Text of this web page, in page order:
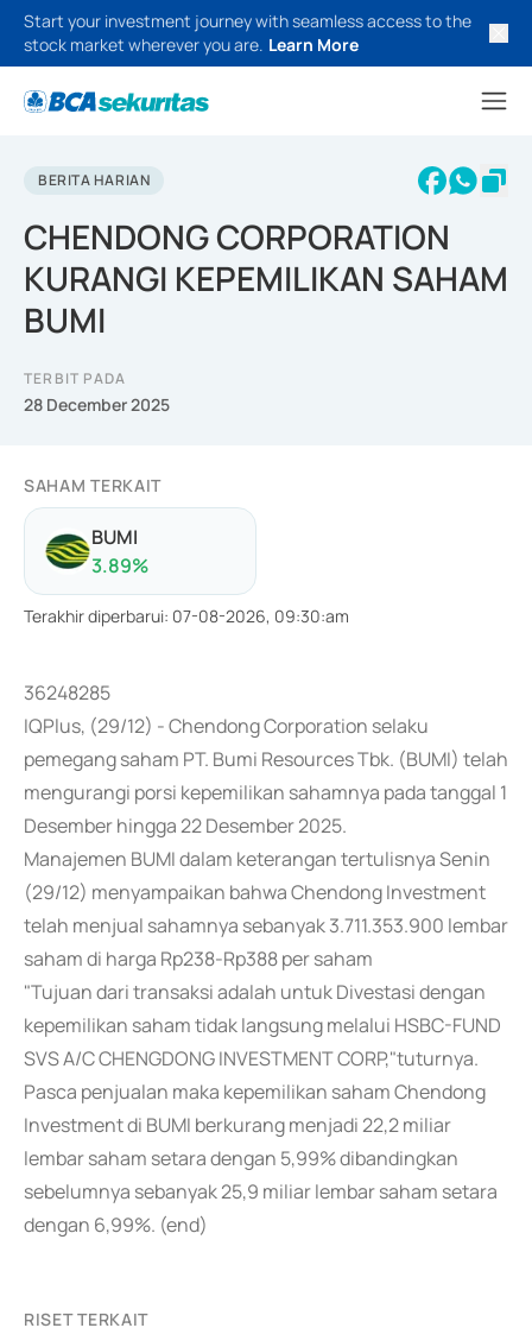
Start your investment journey with seamless access to the
stock market wherever you are. Learn More
BERITA HARIAN
CHENDONG CORPORATION
KURANGI KEPEMILIKAN SAHAM
BUMI
TERBIT PADA
28 December 2025
SAHAM TERKAIT
BUMI
3.89%
Terakhir diperbarui: 07-08-2026, 09:30:am
36248285
IQPlus, (29/12) - Chendong Corporation selaku
pemegang saham PT. Bumi Resources Tbk. (BUMI) telah
mengurangi porsi kepemilikan sahamnya pada tanggal 1
Desember hingga 22 Desember 2025.
Manajemen BUMI dalam keterangan tertulisnya Senin
(29/12) menyampaikan bahwa Chendong Investment
telah menjual sahamnya sebanyak 3.711.353.900 lembar
saham di harga Rp238-Rp388 per saham
"Tujuan dari transaksi adalah untuk Divestasi dengan
kepemilikan saham tidak langsung melalui HSBC-FUND
SVS A/C CHENGDONG INVESTMENT CORP,"tuturnya.
Pasca penjualan maka kepemilikan saham Chendong
Investment di BUMI berkurang menjadi 22,2 miliar
lembar saham setara dengan 5,99% dibandingkan
sebelumnya sebanyak 25,9 miliar lembar saham setara
dengan 6,99%. (end)
RISET TERKAIT